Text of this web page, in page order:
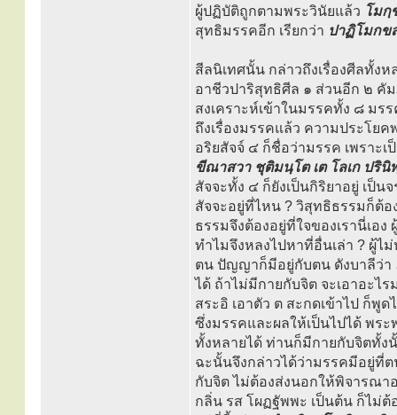
ผู้ปฏิบัติถูกตามพระวินัยแล้ว โมกฺ
สุทธิมรรคอีก เรียกว่า ปาฏิโมกข
สีลนิเทศนั้น กล่าวถึงเรื่องศีลทั้ง
อาชีวปาริสุทธิศีล ๑ ส่วนอีก ๒ คั
สงเคราะห์เข้าในมรรคทั้ง ๘ ม
ถึงเรื่องมรรคแล้ว ความประโย
อริยสัจจ์ ๔ ก็ชื่อว่ามรรค เพราะ
ขีณาสวา ชุติมนฺโต เต โลเก ปรินิ
สัจจะทั้ง ๔ ก็ยังเป็นกิริยาอยู่ เป็
สัจจะอยู่ที่ไหน ? วิสุทธิธรรมก็ต้
ธรรมจึงต้องอยู่ที่ใจของเรานี่เอ
ทำไมจึงหลงไปหาที่อื่นเล่า ? ผู้
ตน ปัญญาก็มีอยู่กับตน ดังบาลีว่า
ได้ ถ้าไม่มีกายกับจิต จะเอาอะไ
สระอิ เอาตัว ต สะกดเข้าไป ก็พูด
ซึ่งมรรคและผลให้เป็นไปได้ พร
ทั้งหลายได้ ท่านก็มีกายกับจิตทั้ง
ฉะนั้นจึงกล่าวได้ว่ามรรคมีอยู่ที่ต
กับจิต ไม่ต้องส่งนอกให้พิจารณา
กลิ่น รส โผฏฐัพพะ เป็นต้น ก็ไม่ต้